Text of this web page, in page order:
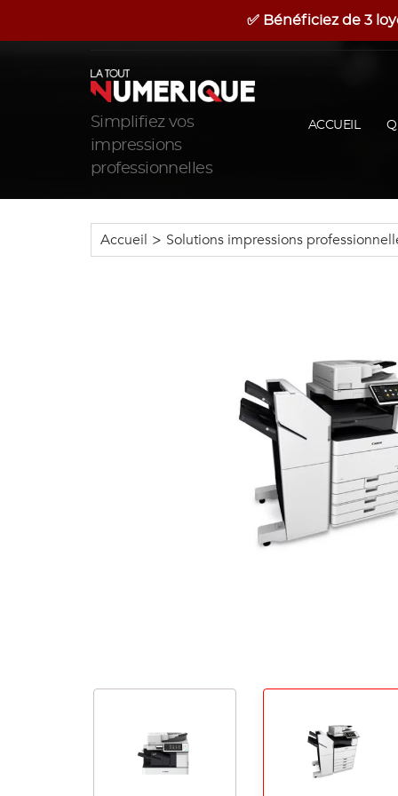
✅ Bénéficiez de 3
Simplifiez vos
impressions
professionnelles
ACCUEIL
Accueil > Solutions impressions